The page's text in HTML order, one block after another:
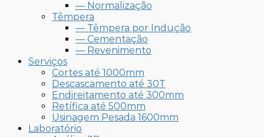
— Normalização
Têmpera
— Têmpera por Indução
— Cementação
— Revenimento
Serviços
Cortes até 1000mm
Descascamento até 30T
Endireitamento até 300mm
Retífica até 500mm
Usinagem Pesada 1600mm
Laboratório